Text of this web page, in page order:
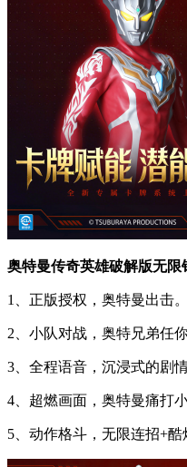
奥特曼传奇英雄破解版无限
1、正版授权，奥特曼出击。
2、小队对战，奥特兄弟任你
3、全程语音，沉浸式的剧情
4、超燃画面，奥特曼痛打小
5、动作格斗，无限连招+酷